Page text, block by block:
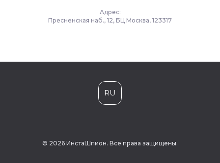
Адрес:
Пресненская наб., 12, БЦ Москва, 123317
RU
© 2026 ИнстаШпион. Все права защищены.